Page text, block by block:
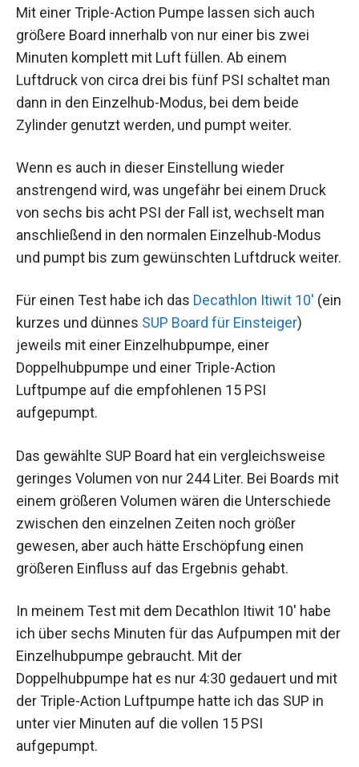
Mit einer Triple-Action Pumpe lassen sich auch
größere Board innerhalb von nur einer bis zwei
Minuten komplett mit Luft füllen. Ab einem
Luftdruck von circa drei bis fünf PSI schaltet man
dann in den Einzelhub-Modus, bei dem beide
Zylinder genutzt werden, und pumpt weiter.
Wenn es auch in dieser Einstellung wieder
anstrengend wird, was ungefähr bei einem Druck
von sechs bis acht PSI der Fall ist, wechselt man
anschließend in den normalen Einzelhub-Modus
und pumpt bis zum gewünschten Luftdruck weiter.
Für einen Test habe ich das Decathlon Itiwit 10′ (ein
kurzes und dünnes SUP Board für Einsteiger)
jeweils mit einer Einzelhubpumpe, einer
Doppelhubpumpe und einer Triple-Action
Luftpumpe auf die empfohlenen 15 PSI
aufgepumpt.
Das gewählte SUP Board hat ein vergleichsweise
geringes Volumen von nur 244 Liter. Bei Boards mit
einem größeren Volumen wären die Unterschiede
zwischen den einzelnen Zeiten noch größer
gewesen, aber auch hätte Erschöpfung einen
größeren Einfluss auf das Ergebnis gehabt.
In meinem Test mit dem Decathlon Itiwit 10′ habe
ich über sechs Minuten für das Aufpumpen mit der
Einzelhubpumpe gebraucht. Mit der
Doppelhubpumpe hat es nur 4:30 gedauert und mit
der Triple-Action Luftpumpe hatte ich das SUP in
unter vier Minuten auf die vollen 15 PSI
aufgepumpt.